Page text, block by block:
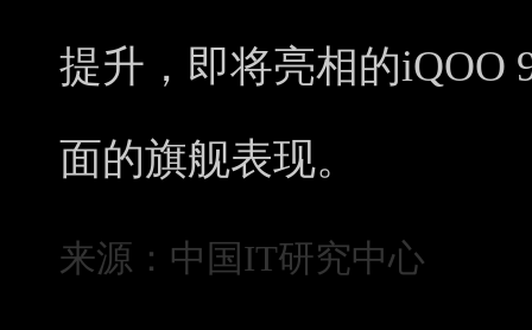
提升，即将亮相的iQOO
面的旗舰表现。
来源：中国IT研究中心